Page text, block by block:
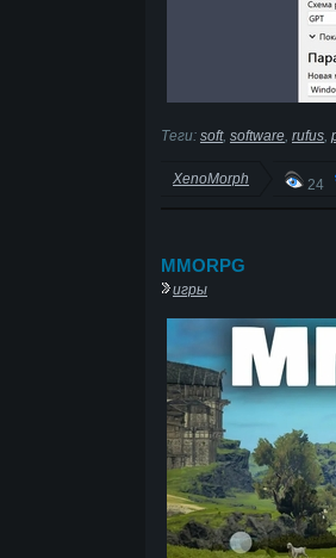
Теги: soft, software rufus
XenoMorph 24
MMORPG
игры